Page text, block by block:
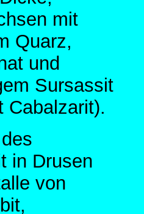
mit
Quarz,
und
Sursassit
Cabalzarit).
in Drusen
von